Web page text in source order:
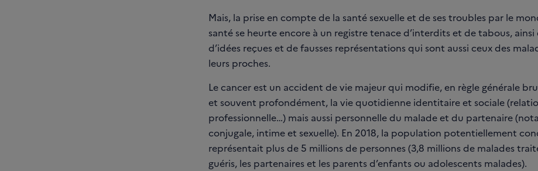
Mais, la prise en compte de la santé sexuelle et de ses troubles par le
santé se heurte encore à un registre tenace d’interdits et de tabous, ainsi
d’idées reçues et de fausses représentations qui sont aussi ceux des
leurs proches.
Le cancer est un accident de vie majeur qui modifie, en règle générale
et souvent profondément, la vie quotidienne identitaire et sociale
professionnelle…) mais aussi personnelle du malade et du partenaire
conjugale, intime et sexuelle). En 2018, la population potentiellement
représentait plus de 5 millions de personnes (3,8 millions de malades
guéris, les partenaires et les parents d’enfants ou adolescents malades).